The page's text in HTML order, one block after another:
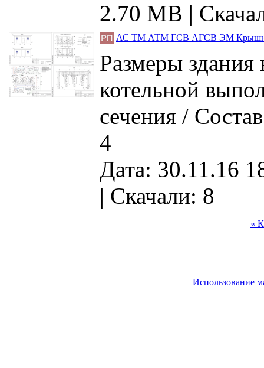
2.70 MB |
АС ТМ АТМ ГСВ АГСВ ЭМ Крышная
Размеры здания
котельной
сечения /
4
Дата: 30.11.16
| Скачали: 8
«
Использование